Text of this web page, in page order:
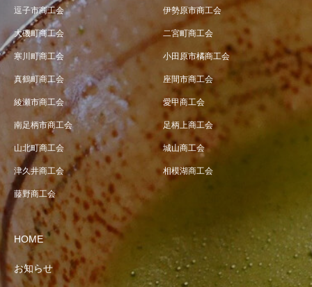
逗子市商工会 伊勢原市商工会
大磯町商工会 二宮町商工会
寒川町商工会 小田原市橘商工会
真鶴町商工会 座間市商工会
綾瀬市商工会 愛甲商工会
南足柄市商工会 足柄上商工会
山北町商工会 城山商工会
津久井商工会 相模湖商工会
藤野商工会
HOME
お知らせ